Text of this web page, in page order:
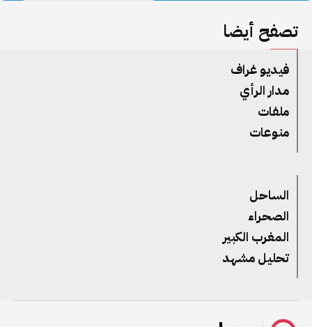
تصفح أيضا
فيديو غراف
مدار الرأي
ملفات
منوعات
الساحل
الصحراء
المغرب الكبير
تحليل مشهد